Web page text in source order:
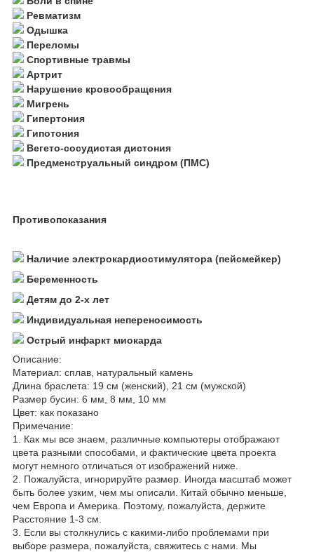
Ревматизм
Одышка
Переломы
Спортивные травмы
Артрит
Нарушение кровообращения
Мигрень
Гипертония
Гипотония
Вегето-сосудистая дистония
Предменструальный синдром (ПМС)
Противопоказания
Наличие электрокардиостимулятора (пейсмейкер)
Беременность
Детям до 2-х лет
Индивидуальная непереносимость
Острый инфаркт миокарда
Описание:
Материал: сплав, натуральный камень
Длина браслета: 19 см (женский), 21 см (мужской)
Размер бусин: 6 мм, 8 мм, 10 мм
Цвет: как показано
Примечание:
1. Как мы все знаем, различные компьютеры отображают
цвета разными способами, и фактические цвета проекта
могут немного отличаться от изображений ниже.
2. Пожалуйста, игнорируйте размер. Иногда масштаб может
быть более узким, чем мы описали. Китай обычно меньше,
чем Европа и Америка. Поэтому, пожалуйста, держите
Расстояние 1-3 см.
3. Если вы столкнулись с какими-либо проблемами при
выборе размера, пожалуйста, свяжитесь с нами. Мы